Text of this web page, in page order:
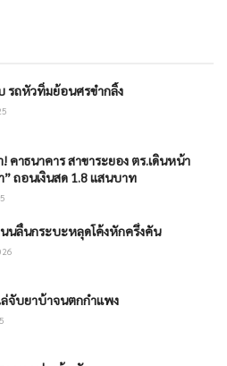
รถหัวทิ่มย้อนศรขำกลิ้ง
คาธนาคาร สาขาระยอง ตร.เดินหน้า
ถอนเงินสด 1.8 แสนบาท
นลื่นกระบะหลุดโค้งหักครึ่งคัน
ล่จับยาบ้าจนตกกำแพง